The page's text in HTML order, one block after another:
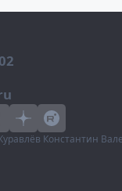
Константин